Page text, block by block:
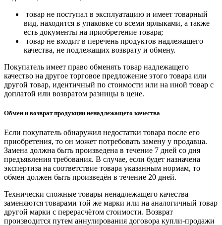
товар не поступал в эксплуатацию и имеет товарный
вид, находится в упаковке со всеми ярлыками, а также
есть документы на приобретение товара;
товар не входит в перечень продуктов надлежащего
качества, не подлежащих возврату и обмену.
Покупатель имеет право обменять товар надлежащего
качество на другое торговое предложение этого товара или
другой товар, идентичный по стоимости или на иной товар с
доплатой или возвратом разницы в цене.
Обмен и возврат продукции ненадлежащего качества
Если покупатель обнаружил недостатки товара после его
приобретения, то он может потребовать замену у продавца.
Замена должна быть произведена в течение 7 дней со дня
предъявления требования. В случае, если будет назначена
экспертиза на соответствие товара указанным нормам, то
обмен должен быть произведён в течение 20 дней.
Технически сложные товары ненадлежащего качества
заменяются товарами той же марки или на аналогичный товар
другой марки с перерасчётом стоимости. Возврат
производится путем аннулирования договора купли-продажи